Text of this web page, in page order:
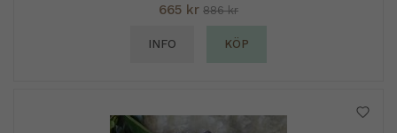
665 kr 886 kr
INFO KÖP